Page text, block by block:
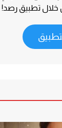
تطبيق رصد!